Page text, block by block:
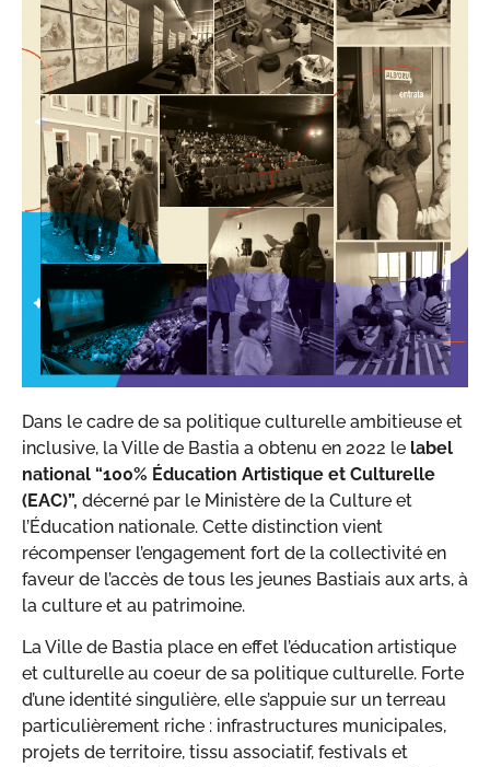
Dans le cadre de sa politique culturelle ambitieuse et
inclusive, la Ville de Bastia a obtenu en 2022 le label
national “100% Éducation Artistique et Culturelle
(EAC)”, décerné par le Ministère de la Culture et
l’Éducation nationale. Cette distinction vient
récompenser l’engagement fort de la collectivité en
faveur de l’accès de tous les jeunes Bastiais aux arts, à
la culture et au patrimoine.
La Ville de Bastia place en effet l’éducation artistique
et culturelle au coeur de sa politique culturelle. Forte
d’une identité singulière, elle s’appuie sur un terreau
particulièrement riche : infrastructures municipales,
projets de territoire, tissu associatif, festivals et